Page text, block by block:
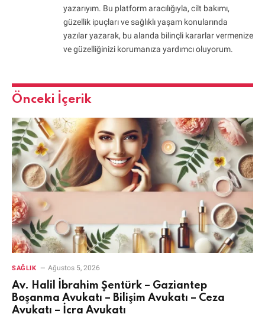
yazarıyım. Bu platform aracılığıyla, cilt bakımı,
güzellik ipuçları ve sağlıklı yaşam konularında
yazılar yazarak, bu alanda bilinçli kararlar vermenize
ve güzelliğinizi korumanıza yardımcı oluyorum.
Önceki İçerik
SAĞLIK Ağustos 5, 2026
Av. Halil İbrahim Şentürk – Gaziantep
Boşanma Avukatı – Bilişim Avukatı – Ceza
Avukatı – İcra Avukatı